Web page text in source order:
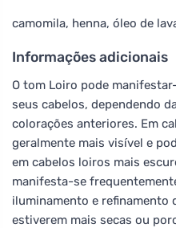
camomila, henna, óleo de
Informações adicionais
O tom Loiro pode
seus cabelos, dependendo
colorações anteriores. Em
geralmente mais visível e
em cabelos loiros mais
manifesta-se
iluminamento e refinamento
estiverem mais secas ou